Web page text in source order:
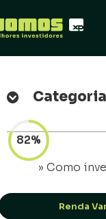
» Como
Renda
82%